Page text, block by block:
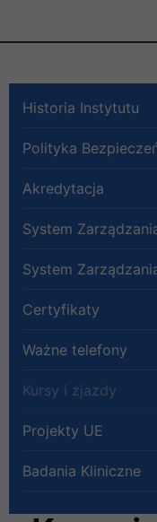
Historia Instytutu
Polityka
Akredytacja
System
System
Certyfikaty
Ważne telefony
Kursy i zjazdy
Projekty UE
Badania Kliniczne